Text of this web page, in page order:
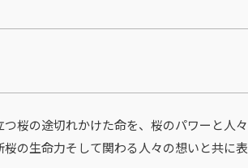
桜の途切れかけた命を、桜のパワーと人々
の生命力そして関わる人々の想いと共に表